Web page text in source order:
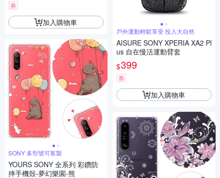
券
加入購物車
SONY 多型號可客製
YOURS SONY 全系列 彩鑽防
摔手機殼-夢幻樂園-熊
戶外運動輕鬆享受 投入大自然
AISURE SONY XPERIA XA2 Pl
us 自在慢活運動臂套
$399
券
加入購物車